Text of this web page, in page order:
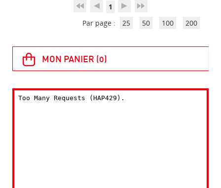
1
Par page :
25 50 100 200